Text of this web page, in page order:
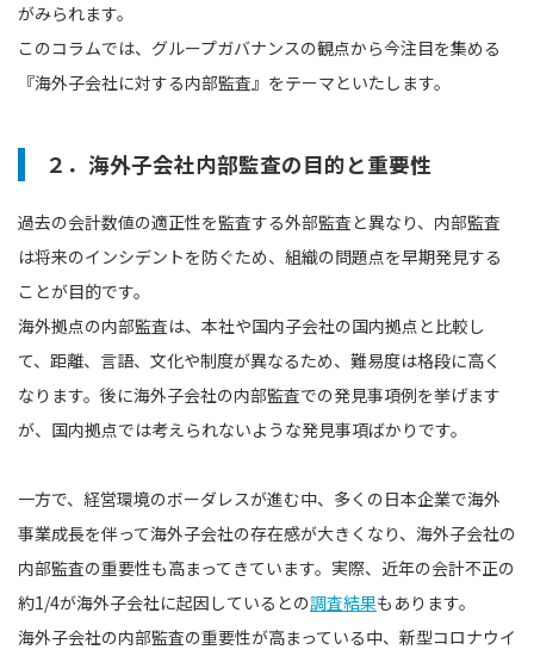
がみられます。
このコラムでは、グループガバナンスの観点から今注目を集める
『海外子会社に対する内部監査』をテーマといたします。
２．海外子会社内部監査の目的と重要性
過去の会計数値の適正性を監査する外部監査と異なり、内部監査
は将来のインシデントを防ぐため、組織の問題点を早期発見する
ことが目的です。
海外拠点の内部監査は、本社や国内子会社の国内拠点と比較し
て、距離、言語、文化や制度が異なるため、難易度は格段に高く
なります。後に海外子会社の内部監査での発見事項例を挙げます
が、国内拠点では考えられないような発見事項ばかりです。
一方で、経営環境のボーダレスが進む中、多くの日本企業で海外
事業成長を伴って海外子会社の存在感が大きくなり、海外子会社の
内部監査の重要性も高まってきています。実際、近年の会計不正の
約1/4が海外子会社に起因しているとの調査結果もあります。
海外子会社の内部監査の重要性が高まっている中、新型コロナウイ